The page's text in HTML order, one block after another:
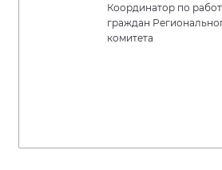
Координатор по
граждан
комитета